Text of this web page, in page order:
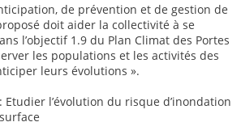
de prévention et de gestion de
doit aider la collectivité à se
l’objectif 1.9 du Plan Climat des Portes
les populations et les activités des
leurs évolutions ».
: Etudier l’évolution du risque d’inondation